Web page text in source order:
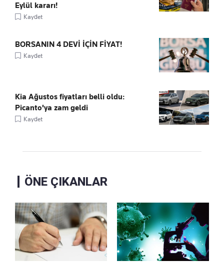
Eylül kararı!
Kaydet
BORSANIN 4 DEVİ İÇİN FİYAT!
Kaydet
Kia Ağustos fiyatları belli oldu:
Picanto'ya zam geldi
Kaydet
ÖNE ÇIKANLAR